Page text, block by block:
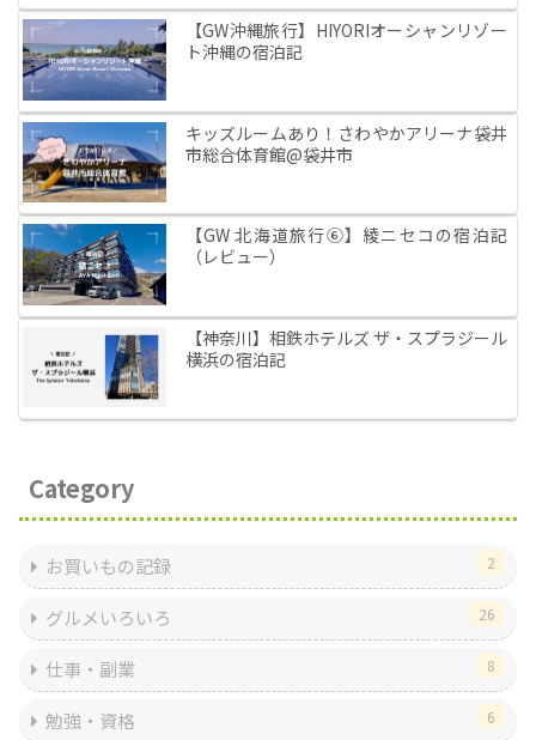
【GW沖縄旅行】HIYORIオーシャンリゾー
ト沖縄の宿泊記
キッズルームあり！さわやかアリーナ袋井
市総合体育館@袋井市
【GW 北海道旅行⑥】綾ニセコの宿泊記
（レビュー）
【神奈川】相鉄ホテルズ ザ・スプラジール
横浜の宿泊記
Category
お買いもの記録 2
グルメいろいろ 26
仕事・副業 8
勉強・資格 6